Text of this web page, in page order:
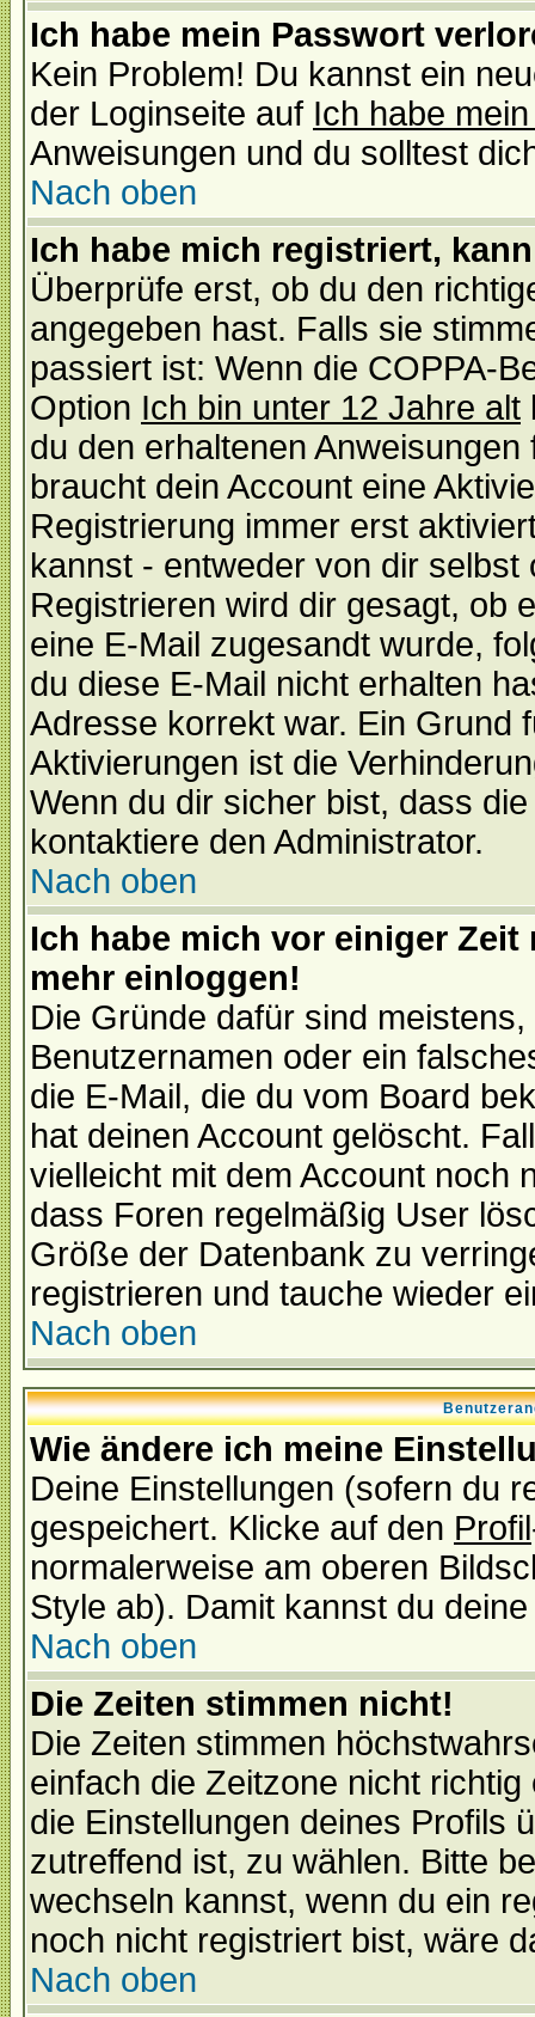
Ich habe mein Passwort
Kein Problem! Du kannst ein
der Loginseite auf Ich habe
Anweisungen und du solltest
Nach oben
Ich habe mich registriert,
Überprüfe erst, ob du den
angegeben hast. Falls sie
passiert ist: Wenn die COPPA-
Option Ich bin unter 12 Jahre alt
du den erhaltenen
braucht dein Account eine
Registrierung immer erst
kannst - entweder von dir selbst
Registrieren wird dir gesagt, ob
eine E-Mail zugesandt wurde,
du diese E-Mail nicht erhalten
Adresse korrekt war. Ein Grund
Aktivierungen ist die
Wenn du dir sicher bist, dass
kontaktiere den Administrator.
Nach oben
Ich habe mich vor einiger
mehr einloggen!
Die Gründe dafür sind
Benutzernamen oder ein
die E-Mail, die du vom Board
hat deinen Account gelöscht.
vielleicht mit dem Account noch
dass Foren regelmäßig User
Größe der Datenbank zu
registrieren und tauche wieder
Nach oben
Wie ändere ich meine
Deine Einstellungen (sofern du
gespeichert. Klicke auf den Profil
normalerweise am oberen
Style ab). Damit kannst du
Nach oben
Die Zeiten stimmen nicht!
Die Zeiten stimmen
einfach die Zeitzone nicht
die Einstellungen deines Profils
zutreffend ist, zu wählen. Bitte
wechseln kannst, wenn du ein
noch nicht registriert bist, wäre
Nach oben